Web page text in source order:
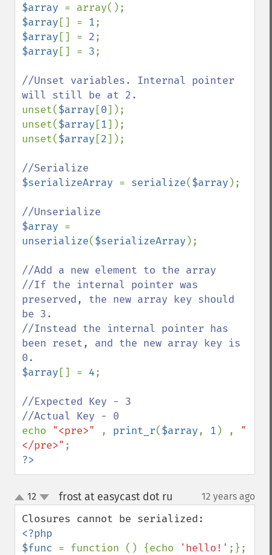
$array
$array [] = 1
$array [] = 2
$array [] = 3;
//Unset variables. Internal pointer
unset($array [0]);
unset($array [1]);
unset($array [2]);
$serializeArray = serialize($array );
$array
unserialize($serializeArray );
//Add a new element to the array
//If the internal pointer was
preserved, the new array key should
be 3.
//Instead the internal pointer has
been reset, and the new array key is
$array [] = 4;
//Expected Key - 3
echo "<pre>" , print_r($array, 1 ) , "
</pre>"
?>
up
down
12 frost at easycast dot ru 12 years ago
<?php
$func = function () {echo 'hello!'